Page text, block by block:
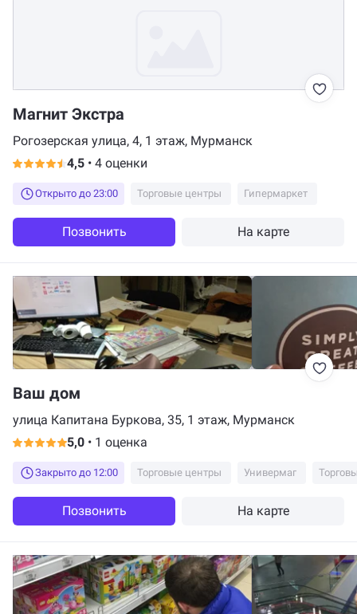
Магнит Экстра
Рогозерская улица, 4, 1 этаж, Мурманск
4,5 • 4 оценки
Открыто до 23:00 Торговые центры Гипермаркет
Позвонить На карте
Ваш дом
улица Капитана Буркова, 35, 1 этаж, Мурманск
5,0 • 1 оценка
Закрыто до 12:00 Торговые центры Универмаг
Позвонить На карте